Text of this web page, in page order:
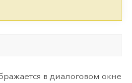
в диалоговом окне